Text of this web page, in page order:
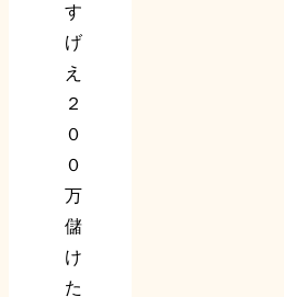
す
げ
え
２
０
０
万
儲
け
た